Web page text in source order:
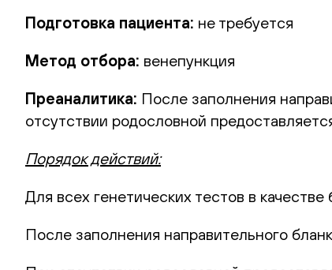
Подготовка пациента: не требуется
Метод отбора: венепункция
Преаналитика: После заполнения
отсутствии родословной
Порядок действий:
Для всех генетических тестов в
После заполнения направительного